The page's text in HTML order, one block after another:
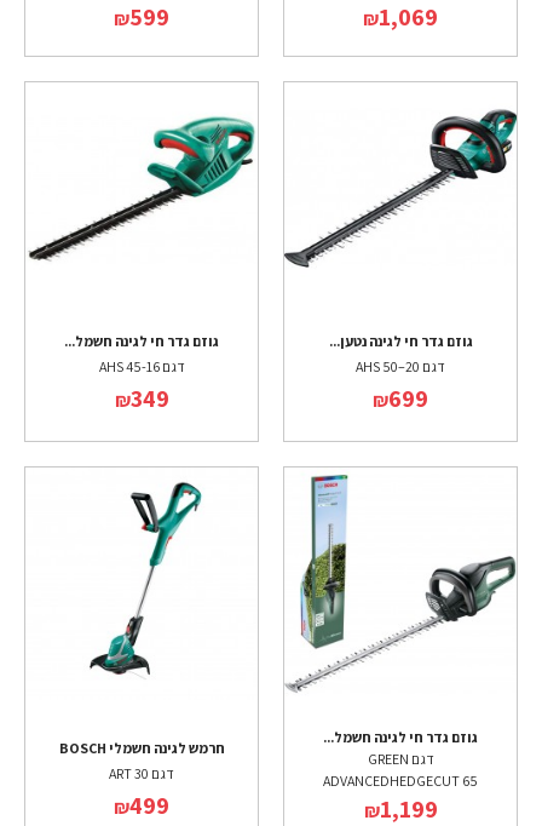
₪1,069
₪599
גוזם גדר חי לגינה נטען...
דגם AHS 50–20
₪699
גוזם גדר חי לגינה חשמל...
דגם AHS 45-16
₪349
גוזם גדר חי לגינה חשמל...
דגם GREEN
ADVANCEDHEDGECUT 65
₪1,199
חרמש לגינה חשמלי BOSCH
דגם ART 30
₪499